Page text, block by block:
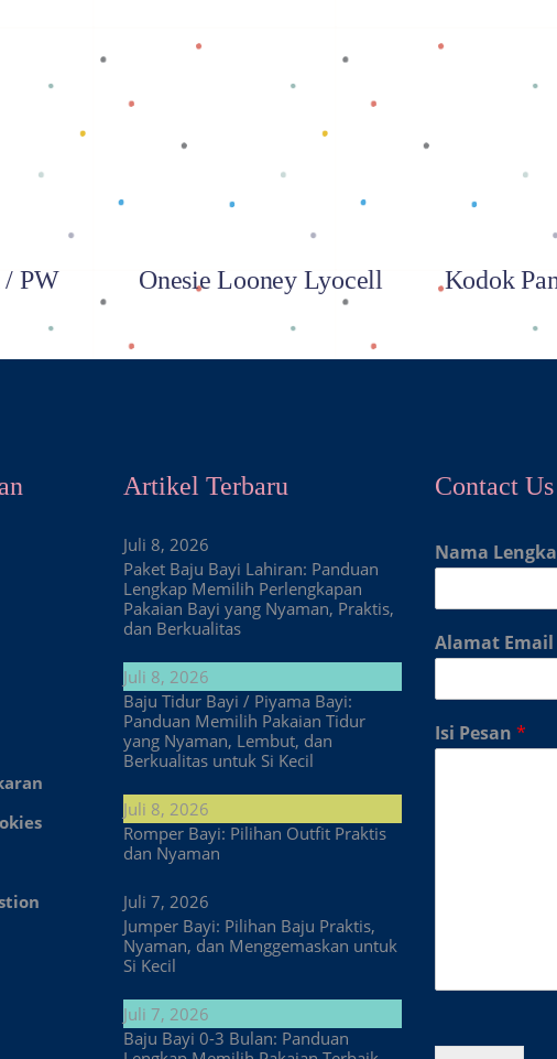
/ PW
Baca selengkapnya
Onesie Looney Lyocell
Baca
Kodok
Artikel Terbaru
Juli 8, 2026
Paket Baju Bayi Lahiran: Panduan
Lengkap Memilih Perlengkapan
Pakaian Bayi yang Nyaman, Praktis,
dan Berkualitas
Juli 8, 2026
Baju Tidur Bayi / Piyama Bayi:
Panduan Memilih Pakaian Tidur
yang Nyaman, Lembut, dan
Berkualitas untuk Si Kecil
Juli 8, 2026
Romper Bayi: Pilihan Outfit Praktis
dan Nyaman
Juli 7, 2026
Jumper Bayi: Pilihan Baju Praktis,
Nyaman, dan Menggemaskan untuk
Si Kecil
Juli 7, 2026
Baju Bayi 0-3 Bulan: Panduan
Contact Us
Nama
Alamat Email
Isi Pesan *